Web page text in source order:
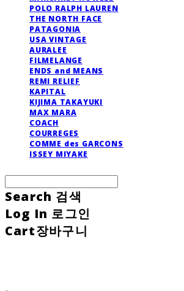
POLO RALPH LAUREN
THE NORTH FACE
PATAGONIA
USA VINTAGE
AURALEE
FILMELANGE
ENDS and MEANS
REMI RELIEF
KAPITAL
KIJIMA TAKAYUKI
MAX MARA
COACH
COURREGES
COMME des GARCONS
ISSEY MIYAKE
Search 검색
Log In 로그인
Cart장바구니